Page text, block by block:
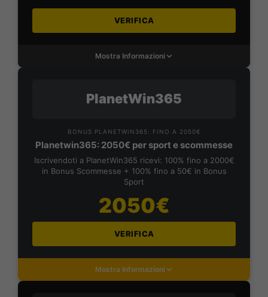
VERIFICA
Mostra Informazioni
PlanetWin365
BONUS PLANETWIN365: FINO A 2050€
Planetwin365: 2050€ per sport e scommesse
Iscrivendoti a PlanetWin365 ricevi: 100% fino a 2000€
in Bonus Scommesse + 100% fino a 50€ in Bonus
Sport
2050€
VERIFICA
Mostra Informazioni